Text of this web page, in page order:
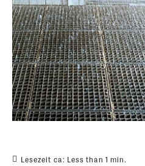
Lesezeit ca: Less than 1 min.